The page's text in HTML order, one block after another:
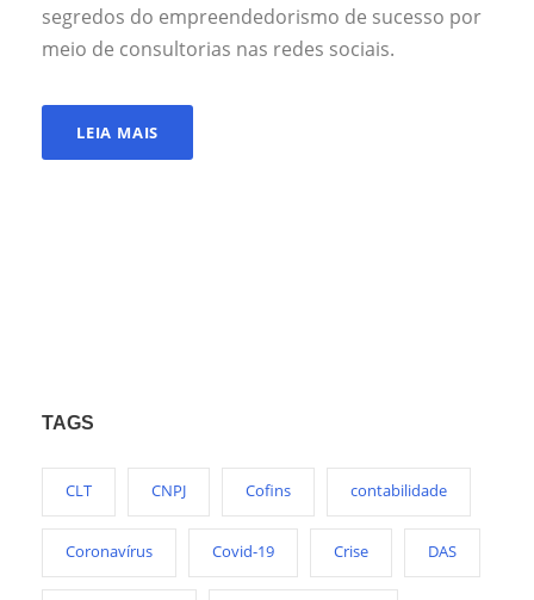
segredos do empreendedorismo de sucesso por
meio de consultorias nas redes sociais.
LEIA MAIS
TAGS
CLT CNPJ Cofins contabilidade
Coronavírus Covid-19 Crise DAS